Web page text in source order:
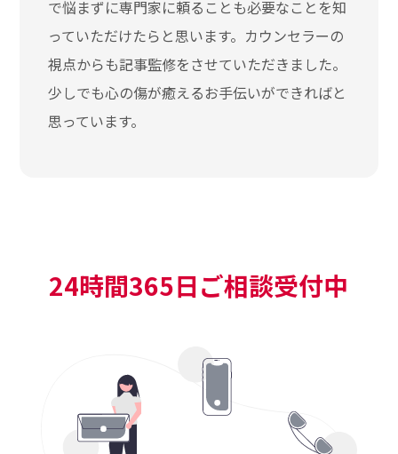
で悩まずに専門家に頼ることも必要なことを知
っていただけたらと思います。カウンセラーの
視点からも記事監修をさせていただきました。
少しでも心の傷が癒えるお手伝いができればと
思っています。
24時間365日ご相談受付中